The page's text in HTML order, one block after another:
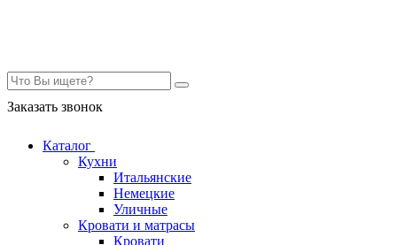
Заказать звонок
Каталог
Кухни
Итальянские
Немецкие
Уличные
Кровати и матрасы
Кровати